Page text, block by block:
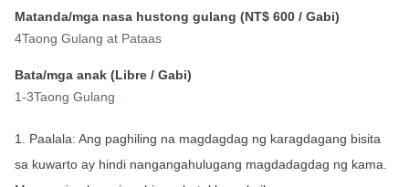
Matanda/mga nasa hustong gulang (NT$ 600 / Gabi)
4Taong Gulang at Pataas
Bata/mga anak (Libre / Gabi)
1-3Taong Gulang
1. Paalala: Ang paghiling na magdagdag ng karagdagang bisita
sa kuwarto ay hindi nangangahulugang magdadagdag ng kama.